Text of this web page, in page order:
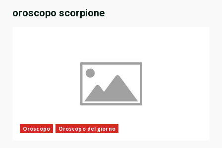
oroscopo scorpione
Oroscopo Oroscopo del giorno